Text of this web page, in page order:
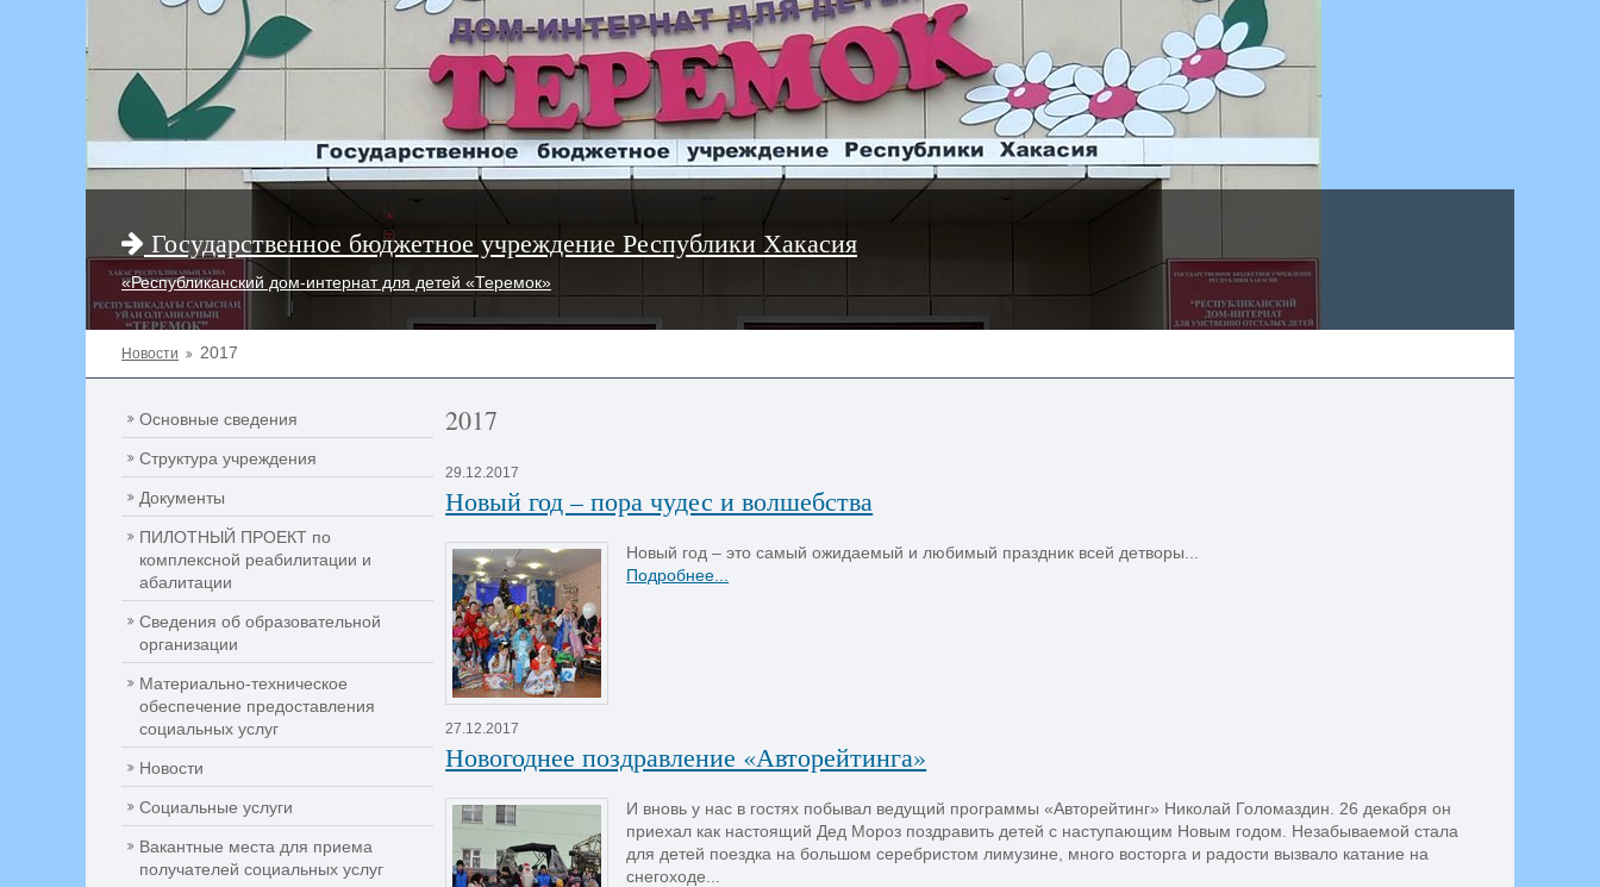
Государственное бюджетное учреждение Республики Хакасия
«Республиканский дом-интернат для детей «Теремок»
Новости 2017
Основные сведения
Структура учреждения
Документы
ПИЛОТНЫЙ ПРОЕКТ по
комплексной реабилитации и
абалитации
Сведения об образовательной
организации
Материально-техническое
обеспечение предоставления
социальных услуг
Новости
Социальные услуги
Вакантные места для приема
получателей социальных услуг
2017
29.12.2017
Новый год – пора чудес и волшебства
Новый год – это самый ожидаемый и любимый праздник всей детворы...
Подробнее...
27.12.2017
Новогоднее поздравление «Авторейтинга»
И вновь у нас в гостях побывал ведущий программы «Авторейтинг» Николай Голомаздин. 26 декабря он
приехал как настоящий Дед Мороз поздравить детей с наступающим Новым годом. Незабываемой стала
для детей поездка на большом серебристом лимузине, много восторга и радости вызвало катание на
снегоходе...